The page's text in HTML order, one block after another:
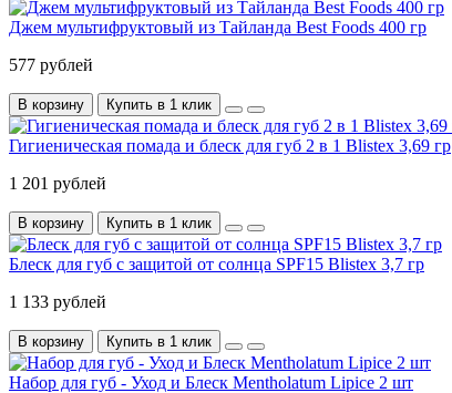
Джем мультифруктовый из Тайланда Best Foods 400 гр
577 рублей
В корзину Купить в 1 клик
Гигиеническая помада и блеск для губ 2 в 1 Blistex 3,69 гр
1 201 рублей
В корзину Купить в 1 клик
Блеск для губ с защитой от солнца SPF15 Blistex 3,7 гр
1 133 рублей
В корзину Купить в 1 клик
Набор для губ - Уход и Блеск Mentholatum Lipice 2 шт